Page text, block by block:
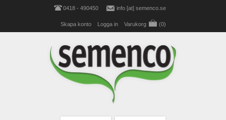
0418 - 490450 info [at] semenco.se
Skapa konto Logga in Varukorg (0)